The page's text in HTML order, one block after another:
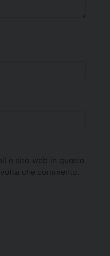
e sito web in questo
che commento.